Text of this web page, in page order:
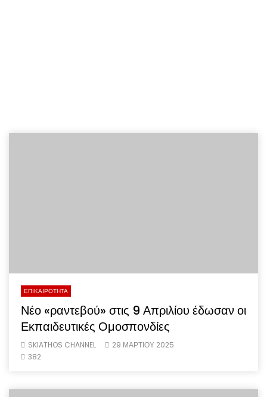
ΕΠΙΚΑΙΡΟΤΗΤΑ
Νέο «ραντεβού» στις 9 Απριλίου έδωσαν οι
Εκπαιδευτικές Ομοσπονδίες
SKIATHOS CHANNEL
29 ΜΑΡΤΊΟΥ 2025
382